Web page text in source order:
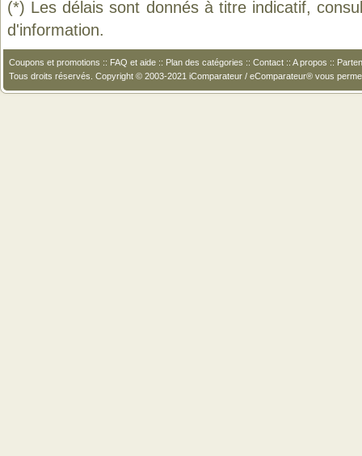
(*) Les délais sont donnés à titre indicatif,
d'information.
Coupons et promotions :: FAQ et aide :: Plan des catégories :: Contact :: A propos ::
Tous droits réservés. Copyright © 2003-2021 iComparateur / eComparateur® vous